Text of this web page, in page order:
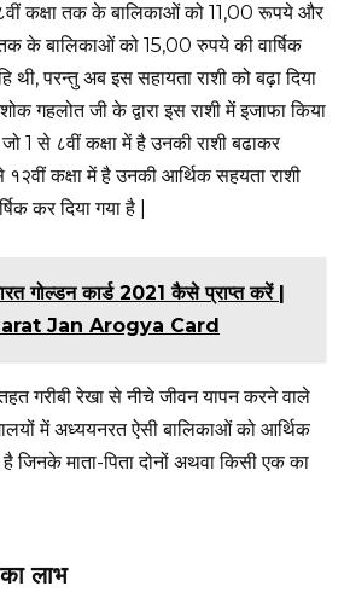
कक्षा तक के बालिकाओं को 11,00 रूपये और
तक के बालिकाओं को 15,00 रुपये की वार्षिक
थी, परन्तु अब इस सहायता राशी को बढ़ा दिया
गहलोत जी के द्वारा इस राशी में इजाफा किया
1 से ८वीं कक्षा में है उनकी राशी बढाकर
कक्षा में है उनकी आर्थिक सहयता राशी
कर दिया गया है |
गोल्डन कार्ड 2021 कैसे प्राप्त करें |
Jan Arogya Card
तहत गरीबी रेखा से नीचे जीवन यापन करने वाले
में अध्ययनरत ऐसी बालिकाओं को आर्थिक
जिनके माता-पिता दोनों अथवा किसी एक का
लाभ